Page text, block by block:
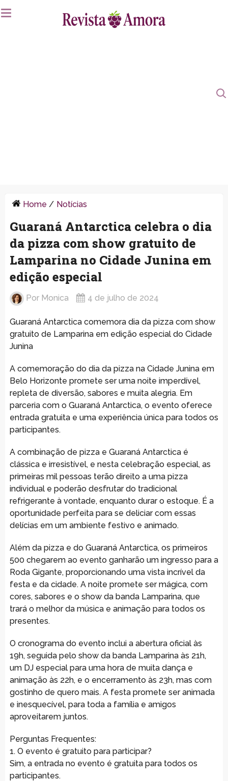
Home / Notícias
Guaraná Antarctica celebra o dia
da pizza com show gratuito de
Lamparina no Cidade Junina em
edição especial
Por Monica 4 de julho de 2024
Guaraná Antarctica comemora dia da pizza com show
gratuito de Lamparina em edição especial do Cidade
Junina
A comemoração do dia da pizza na Cidade Junina em
Belo Horizonte promete ser uma noite imperdível,
repleta de diversão, sabores e muita alegria. Em
parceria com o Guaraná Antarctica, o evento oferece
entrada gratuita e uma experiência única para todos os
participantes.
A combinação de pizza e Guaraná Antarctica é
clássica e irresistível, e nesta celebração especial, as
primeiras mil pessoas terão direito a uma pizza
individual e poderão desfrutar do tradicional
refrigerante à vontade, enquanto durar o estoque. É a
oportunidade perfeita para se deliciar com essas
delícias em um ambiente festivo e animado.
Além da pizza e do Guaraná Antarctica, os primeiros
500 chegarem ao evento ganharão um ingresso para a
Roda Gigante, proporcionando uma vista incrível da
festa e da cidade. A noite promete ser mágica, com
cores, sabores e o show da banda Lamparina, que
trará o melhor da música e animação para todos os
presentes.
O cronograma do evento inclui a abertura oficial às
19h, seguida pelo show da banda Lamparina às 21h,
um DJ especial para uma hora de muita dança e
animação às 22h, e o encerramento às 23h, mas com
gostinho de quero mais. A festa promete ser animada
e inesquecível, para toda a família e amigos
aproveitarem juntos.
Perguntas Frequentes:
1. O evento é gratuito para participar?
Sim, a entrada no evento é gratuita para todos os
participantes.